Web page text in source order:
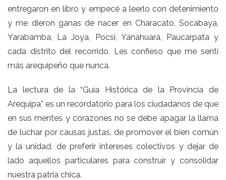
entregaron en libro y empecé a leerlo con detenimiento
y me dieron ganas de nacer en Characato, Socabaya,
Yarabamba, La Joya, Pocsi, Yanahuara, Paucarpata y
cada distrito del recorrido. Les confieso que me sentí
más arequipeño que nunca.
La lectura de la “Guía Histórica de la Provincia de
Arequipa” es un recordatorio para los ciudadanos de que
en sus mentes y corazones no se debe apagar la llama
de luchar por causas justas, de promover el bien común
y la unidad, de preferir intereses colectivos y dejar de
lado aquellos particulares para construir y consolidar
nuestra patria chica.